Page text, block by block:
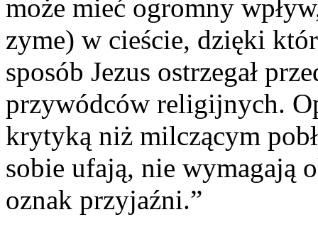
może mieć ogromny
zyme) w cieście, dzięki
sposób Jezus ostrzegał
przywódców religijnych.
krytyką niż milczącym
sobie ufają, nie wymagają
oznak przyjaźni.”